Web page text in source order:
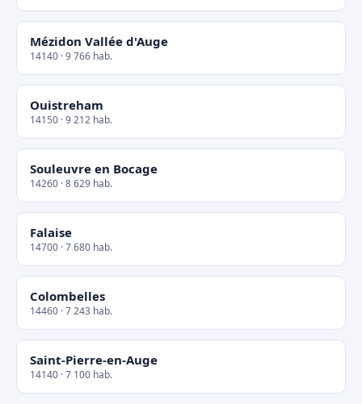
Mézidon Vallée d'Auge
14140 · 9 766 hab.
Ouistreham
14150 · 9 212 hab.
Souleuvre en Bocage
14260 · 8 629 hab.
Falaise
14700 · 7 680 hab.
Colombelles
14460 · 7 243 hab.
Saint-Pierre-en-Auge
14140 · 7 100 hab.